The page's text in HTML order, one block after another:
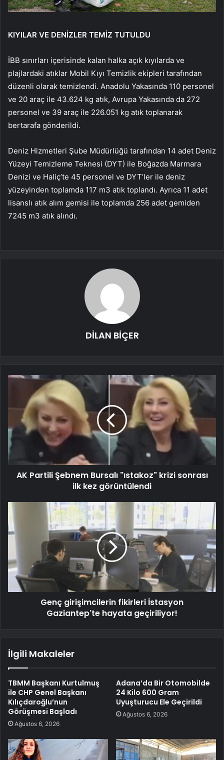
KIYILAR VE DENİZLER TEMİZ TUTULDU
İBB sınırları içerisinde kalan halka açık kıyılarda ve
plajlardaki atıklar Mobil Kıyı Temizlik ekipleri tarafından
düzenli olarak temizlendi. Anadolu Yakasında 110 personel
ve 20 araç ile 43.624 kg atık, Avrupa Yakasında da 272
personel ve 39 araç ile 226.051 kg atık toplanarak
bertarafa gönderildi.
Deniz Hizmetleri Şube Müdürlüğü tarafından 14 adet Deniz
Yüzeyi Temizleme Teknesi (DYT) ile Boğazda Marmara
Denizi ve Haliç’te 45 personel ve DYT’ler ile deniz
yüzeyinden toplamda 117 m3 atık toplandı. Ayrıca 11 adet
lisanslı atık alım gemisi ile toplamda 256 adet gemiden
7245 m3 atık alındı.
DİLAN BİÇER
AK Partili Şebnem Bursalı "ıstakoz" krizi sonrası
ilk kez görüntülendi
Genç girişimcilerin fikirleri İstasyon
Gaziantep'te hayata geçiriliyor!
İlgili Makaleler
TBMM Başkanı Kurtulmuş
ile CHP Genel Başkanı
Kılıçdaroğlu’nun
Görüşmesi Başladı
Ağustos 6, 2026
Adana’da Bir Otomobilde
24 Kilo 600 Gram
Uyuşturucu Ele Geçirildi
Ağustos 6, 2026